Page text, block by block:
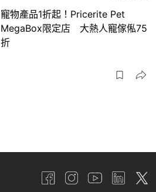
寵物產品1折起！Pricerite Pet
MegaBox限定店 大熱人寵傢俬75
折